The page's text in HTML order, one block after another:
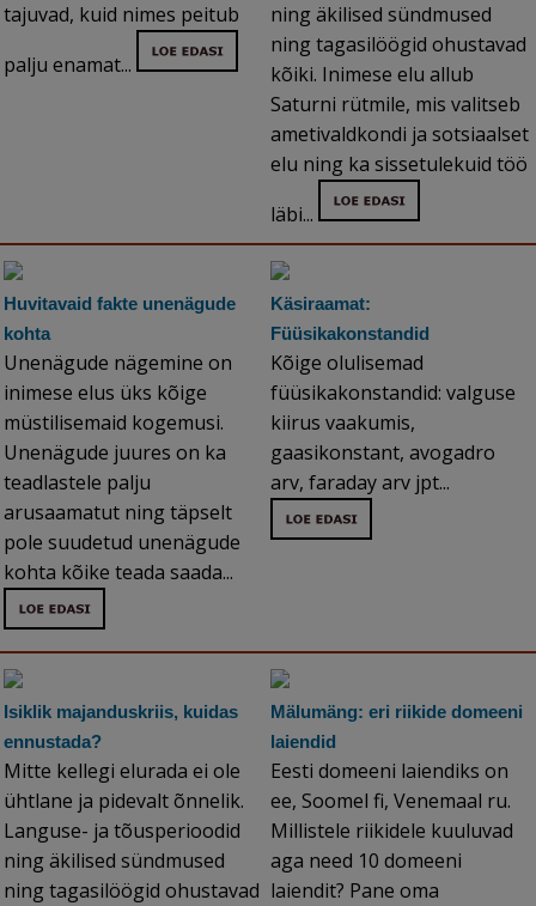
tajuvad, kuid nimes peitub
palju enamat...
ning äkilised sündmused
ning tagasilöögid ohustavad
kõiki. Inimese elu allub
Saturni rütmile, mis valitseb
ametivaldkondi ja sotsiaalset
elu ning ka sissetulekuid töö
läbi...
Huvitavaid fakte unenägude
kohta
Unenägude nägemine on
inimese elus üks kõige
müstilisemaid kogemusi.
Unenägude juures on ka
teadlastele palju
arusaamatut ning täpselt
pole suudetud unenägude
kohta kõike teada saada...
Käsiraamat:
Füüsikakonstandid
Kõige olulisemad
füüsikakonstandid: valguse
kiirus vaakumis,
gaasikonstant, avogadro
arv, faraday arv jpt...
Isiklik majanduskriis, kuidas
ennustada?
Mitte kellegi elurada ei ole
ühtlane ja pidevalt õnnelik.
Languse- ja tõusperioodid
ning äkilised sündmused
ning tagasilöögid ohustavad
Mälumäng: eri riikide domeeni
laiendid
Eesti domeeni laiendiks on
ee, Soomel fi, Venemaal ru.
Millistele riikidele kuuluvad
aga need 10 domeeni
laiendit? Pane oma